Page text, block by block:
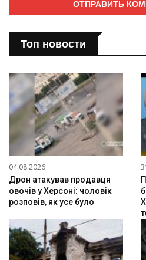
Топ новости
04.08.2026
Дрон атакував продавця
овочів у Херсоні: чоловік
розповів, як усе було